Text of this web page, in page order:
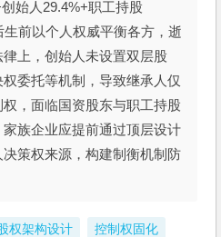
始人29.4%+职工持股
生前以个人权威平衡各方，逝
上，创始人未设置双层股
委托等机制，导致继承人仅
，面临国资股东与职工持股
族企业应提前通过顶层设计
策权来源，构建制衡机制防
权架构设计 控制权固化